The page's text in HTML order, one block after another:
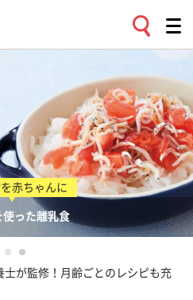
が監修！月齢ごとのレシピも充